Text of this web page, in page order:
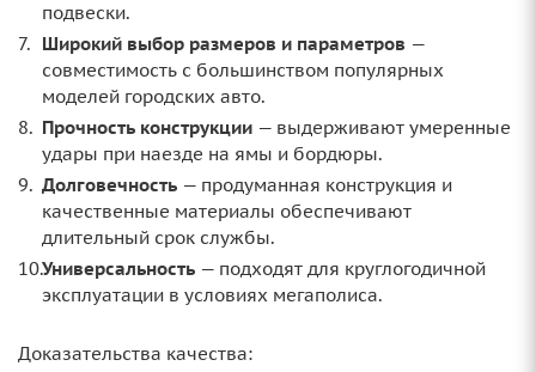
подвески.
Широкий выбор размеров и параметров —
совместимость с большинством популярных
моделей городских авто.
Прочность конструкции — выдерживают умеренные
удары при наезде на ямы и бордюры.
Долговечность — продуманная конструкция и
качественные материалы обеспечивают
длительный срок службы.
Универсальность — подходят для круглогодичной
эксплуатации в условиях мегаполиса.
Доказательства качества: